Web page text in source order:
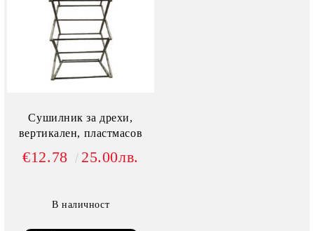
Сушилник за дрехи,
вертикален, пластмасов
€12.78 25.00лв.
В наличност